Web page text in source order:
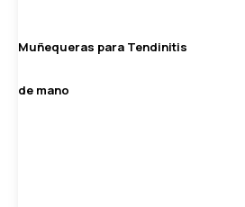
Muñequeras para Tendinitis
de mano